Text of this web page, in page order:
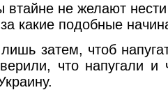
не желают нести
какие подобные
затем, чтоб
что напугали и